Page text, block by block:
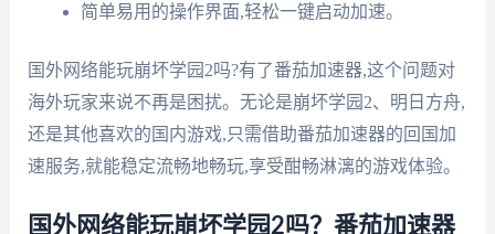
简单易用的操作界面,轻松一键启动加速。
国外网络能玩崩坏学园2吗?有了番茄加速器,这个问题对
海外玩家来说不再是困扰。无论是崩坏学园2、明日方舟,
还是其他喜欢的国内游戏,只需借助番茄加速器的回国加
速服务,就能稳定流畅地畅玩,享受酣畅淋漓的游戏体验。
国外网络能玩崩坏学园2吗？番茄加速器